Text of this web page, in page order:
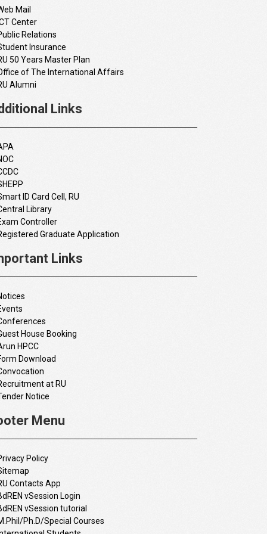
Mail
Center
Relations
Insurance
50 Years Master Plan
of The International Affairs
Alumni
Links
ID Card Cell, RU
Library
Controller
Graduate Application
Links
House Booking
HPCC
Download
at RU
Notice
Menu
Policy
Contacts App
vSession Login
vSession tutorial
Ph.D/Special Courses